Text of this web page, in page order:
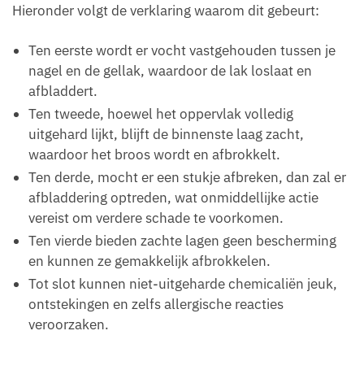
Hieronder volgt de verklaring waarom dit gebeurt:
Ten eerste wordt er vocht vastgehouden tussen je
nagel en de gellak, waardoor de lak loslaat en
afbladdert.
Ten tweede, hoewel het oppervlak volledig
uitgehard lijkt, blijft de binnenste laag zacht,
waardoor het broos wordt en afbrokkelt.
Ten derde, mocht er een stukje afbreken, dan zal er
afbladdering optreden, wat onmiddellijke actie
vereist om verdere schade te voorkomen.
Ten vierde bieden zachte lagen geen bescherming
en kunnen ze gemakkelijk afbrokkelen.
Tot slot kunnen niet-uitgeharde chemicaliën jeuk,
ontstekingen en zelfs allergische reacties
veroorzaken.